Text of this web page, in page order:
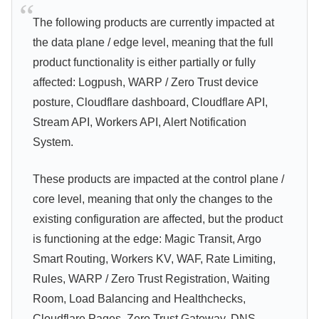
The following products are currently impacted at
the data plane / edge level, meaning that the full
product functionality is either partially or fully
affected: Logpush, WARP / Zero Trust device
posture, Cloudflare dashboard, Cloudflare API,
Stream API, Workers API, Alert Notification
System.
These products are impacted at the control plane /
core level, meaning that only the changes to the
existing configuration are affected, but the product
is functioning at the edge: Magic Transit, Argo
Smart Routing, Workers KV, WAF, Rate Limiting,
Rules, WARP / Zero Trust Registration, Waiting
Room, Load Balancing and Healthchecks,